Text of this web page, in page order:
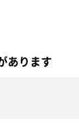
あります